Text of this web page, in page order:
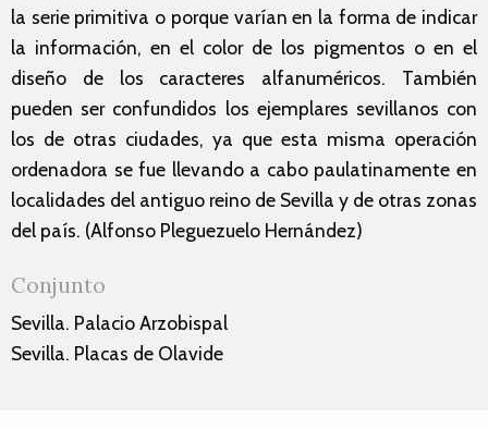
la serie primitiva o porque varían en la forma de indicar
la información, en el color de los pigmentos o en el
diseño de los caracteres alfanuméricos. También
pueden ser confundidos los ejemplares sevillanos con
los de otras ciudades, ya que esta misma operación
ordenadora se fue llevando a cabo paulatinamente en
localidades del antiguo reino de Sevilla y de otras zonas
del país. (Alfonso Pleguezuelo Hernández)
Conjunto
Sevilla. Palacio Arzobispal
Sevilla. Placas de Olavide